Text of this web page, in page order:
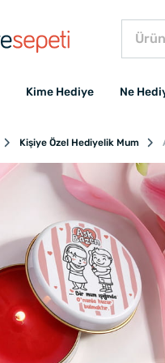
Kime Hediye Ne
Kişiye Özel Hediyelik Mum